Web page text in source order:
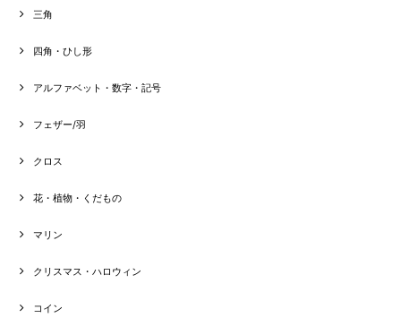
三角
四角・ひし形
アルファベット・数字・記号
フェザー/羽
クロス
花・植物・くだもの
マリン
クリスマス・ハロウィン
コイン